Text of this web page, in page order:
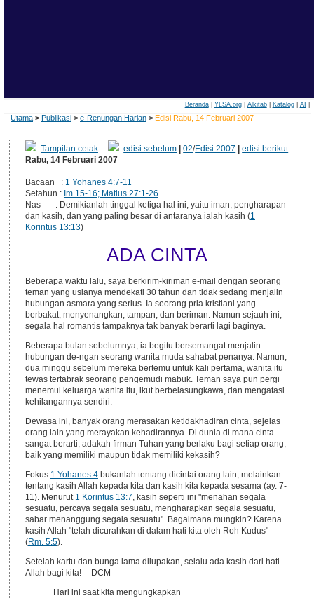
Beranda| YLSA.org| Alkitab| Katalog| AI
Utama > Publikasi > e-Renungan Harian > Edisi Rabu, 14 Februari 2007
Tampilan cetak edisi sebelum |02/Edisi 2007 |edisi berikut
Rabu, 14 Februari 2007
Bacaan : 1 Yohanes 4:7-11
Setahun : Im 15-16; Matius 27:1-26
Nas : Demikianlah tinggal ketiga hal ini, yaitu iman, pengharapan
dan kasih, dan yang paling besar di antaranya ialah kasih (1
Korintus 13:13)
ADA CINTA
Beberapa waktu lalu, saya berkirim-kiriman e-mail dengan seorang
teman yang usianya mendekati 30 tahun dan tidak sedang menjalin
hubungan asmara yang serius. Ia seorang pria kristiani yang
berbakat, menyenangkan, tampan, dan beriman. Namun sejauh ini,
segala hal romantis tampaknya tak banyak berarti lagi baginya.
Beberapa bulan sebelumnya, ia begitu bersemangat menjalin
hubungan de-ngan seorang wanita muda sahabat penanya. Namun,
dua minggu sebelum mereka bertemu untuk kali pertama, wanita itu
tewas tertabrak seorang pengemudi mabuk. Teman saya pun pergi
menemui keluarga wanita itu, ikut berbelasungkawa, dan mengatasi
kehilangannya sendiri.
Dewasa ini, banyak orang merasakan ketidakhadiran cinta, sejelas
orang lain yang merayakan kehadirannya. Di dunia di mana cinta
sangat berarti, adakah firman Tuhan yang berlaku bagi setiap orang,
baik yang memiliki maupun tidak memiliki kekasih?
Fokus 1 Yohanes 4bukanlah tentang dicintai orang lain, melainkan
tentang kasih Allah kepada kita dan kasih kita kepada sesama (ay. 7-
11). Menurut 1 Korintus 13:7, kasih seperti ini "menahan segala
sesuatu, percaya segala sesuatu, mengharapkan segala sesuatu,
sabar menanggung segala sesuatu". Bagaimana mungkin? Karena
kasih Allah "telah dicurahkan di dalam hati kita oleh Roh Kudus"
(Rm. 5:5).
Setelah kartu dan bunga lama dilupakan, selalu ada kasih dari hati
Allah bagi kita! -- DCM
Hari ini saat kita mengungkapkan